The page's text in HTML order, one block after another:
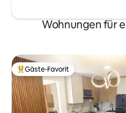
Wohnungen für
Beliebter Gäste-Favorit.
Gäste-Favorit